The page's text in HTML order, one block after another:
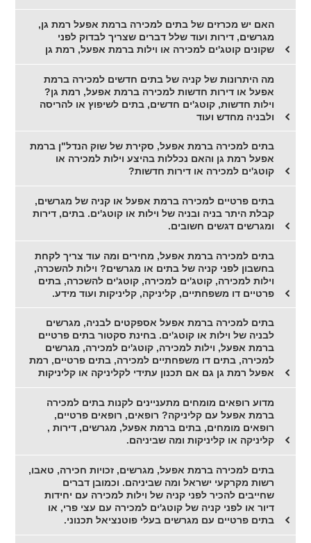
האם יש מכרזים של בתים למכירה ברמת אפעל רמת גן,
מגרשים, דירות ועוד שלל דברים שצריך לבדוק לפני
שקונים קוטג'ים למכירה או וילות ברמת אפעל, רמת גן
מה היתרונות של קניה של בתים חדשים למכירה ברמת
אפעל או דירות חדשות למכירה ברמת אפעל, רמת גן?
וילות חדשות, קוטג'ים חדשים, בתים לשיפוץ או להריסה
ולבניה מחדש ועוד
בתים למכירה ברמת אפעל, סקירת של שוק הנדל"ן ברמת
אפעל רמת גן והאם נכללות בהיצע וילות למכירה או
קוטג'ים למכירה או דירות חדשות?
בתים פרטיים למכירה ברמת אפעל או קניה של מגרשים,
קבלת היתר בניה ובניה של וילות או קוטג'ים. בתים, דירות
ומגרשים דגשים חשובים.
בתים למכירה ברמת אפעל, מחירים ומה עוד צריך לקחת
בחשבון לפני קניה של בתים או מגרשים? וילות להשכרה,
וילות למכירה, קוטג'ים למכירה, קוטג'ים להשכרה, בתים
פרטיים דו משפחתיים, קליניקה, קליניקות ועוד מידע.
בתים למכירה ברמת אפעל אספקטים לבניה, מגרשים
לבניה של וילות או קוטג'ים. בחינת סקטור בתים פרטיים
ברמת אפעל, וילות למכירה, קוטג'ים למכירה, מגרשים
למכירה, בתים דו משפחתיים למכירה, בתים פרטיים, רמת
אפעל רמת גן גם אם תכנון עתידי לקליניקה או קליניקות
מדוע רופאים מומחים מתעניינים לקנות בתים למכירה
ברמת אפעל עם קליניקה? רופאים, רופאים פרטיים,
רופאים מומחים, בתים ברמת אפעל, מגרשים, דירות ,
קליניקה או קליניקות ומה שביניהם.
בתים למכירה ברמת אפעל, מגרשים, זכויות חכירה, טאבו,
רשות מקרקעי ישראל ומה שביניהם. וכמובן דברים
שחייבים להכיר לפני קניה של וילות למכירה עם יחידות
דיור או לפני קניה של קוטג'ים למכירה עם עצי פרי, או
בתים פרטיים עם מגרשים בעלי פוטנציאל תכנוני.